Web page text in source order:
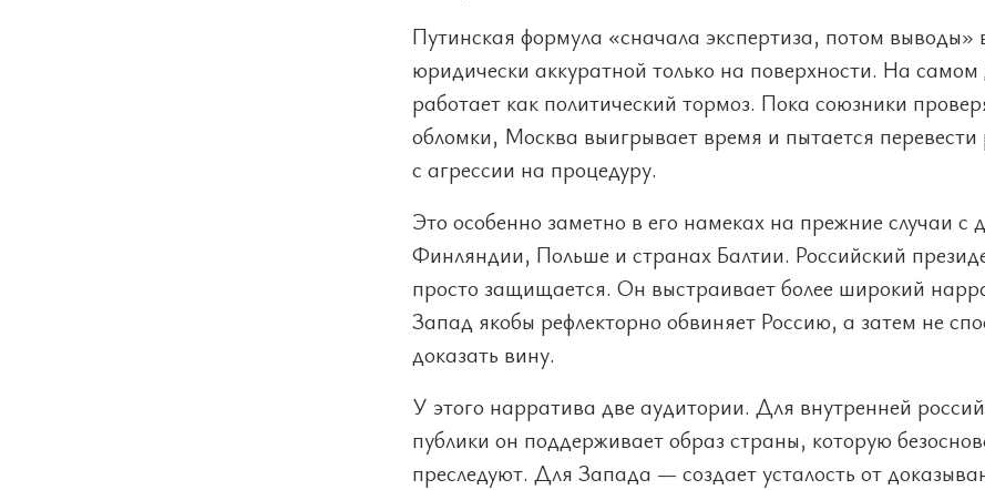
Путинская формула «сначала экспертиза, потом выводы»
юридически аккуратной только на поверхности. На самом
работает как политический тормоз. Пока союзники
обломки, Москва выигрывает время и пытается перевести
с агрессии на процедуру.
Это особенно заметно в его намеках на прежние случаи с
Финляндии, Польше и странах Балтии. Российский
просто защищается. Он выстраивает более широкий
Запад якобы рефлекторно обвиняет Россию, а затем не
доказать вину.
У этого нарратива две аудитории. Для внутренней
публики он поддерживает образ страны, которую
преследуют. Для Запада — создает усталость от